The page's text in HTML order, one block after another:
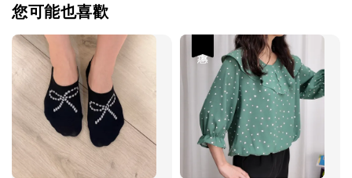
您可能也喜歡